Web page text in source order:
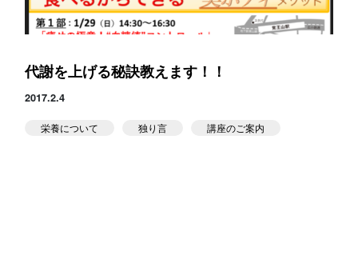
代謝を上げる秘訣教えます！！
2017.2.4
栄養について 独り言 講座のご案内